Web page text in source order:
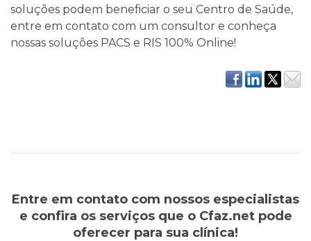
soluções podem beneficiar o seu Centro de Saúde,
entre em contato com um consultor e conheça
nossas soluções PACS e RIS 100% Online!
Entre em contato com nossos especialistas
e confira os serviços que o Cfaz.net pode
oferecer para sua clínica!